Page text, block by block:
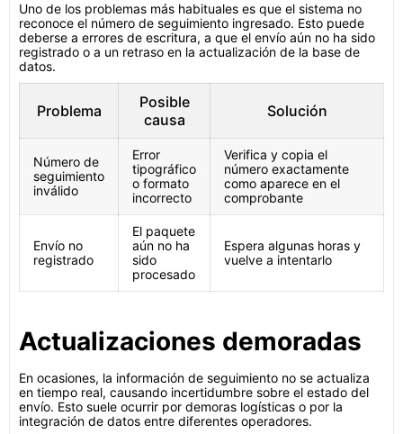
Uno de los problemas más habituales es que el sistema no
reconoce el número de seguimiento ingresado. Esto puede
deberse a errores de escritura, a que el envío aún no ha sido
registrado o a un retraso en la actualización de la base de
datos.
Problema
Posible
causa
Solución
Número de
seguimiento
inválido
Error
tipográfico
o formato
incorrecto
Verifica y copia el
número exactamente
como aparece en el
comprobante
Envío no
registrado
El paquete
aún no ha
sido
procesado
Espera algunas horas y
vuelve a intentarlo
Actualizaciones demoradas
En ocasiones, la información de seguimiento no se actualiza
en tiempo real, causando incertidumbre sobre el estado del
envío. Esto suele ocurrir por demoras logísticas o por la
integración de datos entre diferentes operadores.